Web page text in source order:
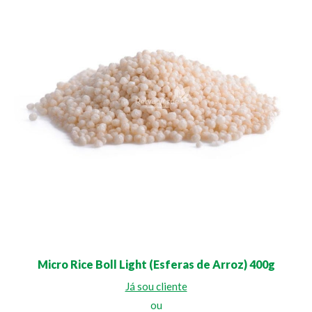
Micro Rice Boll Light (Esferas de Arroz) 400g
Já sou cliente
ou